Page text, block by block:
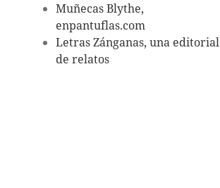
Muñecas Blythe,
enpantuflas.com
Letras Zánganas, una editorial
de relatos